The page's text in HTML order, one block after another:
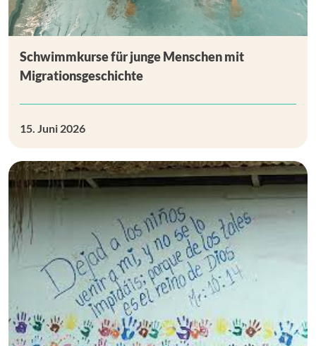
Schwimmkurse für junge Menschen mit
Migrationsgeschichte
15. Juni 2026